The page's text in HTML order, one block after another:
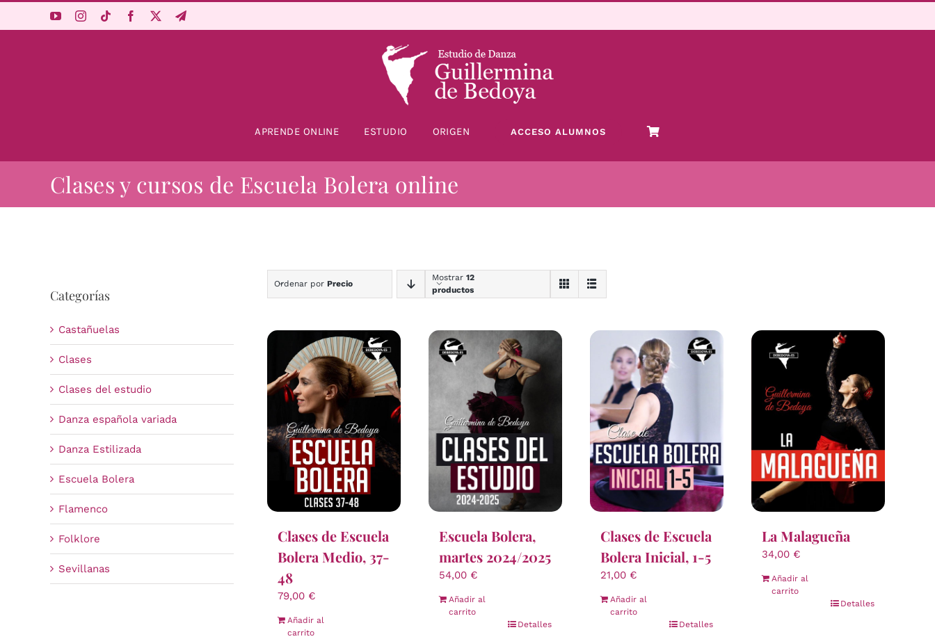
APRENDE ONLINE ESTUDIO ORIGEN ACCESO ALUMNOS
Clases y cursos de Escuela Bolera online
Categorías
Castañuelas
Clases
Clases del estudio
Danza española variada
Danza Estilizada
Escuela Bolera
Flamenco
Folklore
Sevillanas
Ordenar por Precio
Mostrar 12
productos
Clases de Escuela
Bolera Medio, 37-
48
79,00 €
Añadir al
carrito
Escuela Bolera,
martes 2024/2025
54,00 €
Añadir al
carrito
Detalles
Clases de Escuela
Bolera Inicial, 1-5
21,00 €
Añadir al
carrito
Detalles
La Malagueña
34,00 €
Añadir al
carrito
Detalles